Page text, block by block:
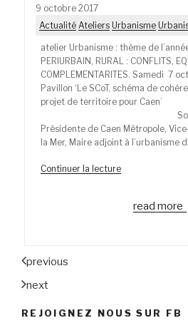
9 octobre 2017
Actualité Ateliers Urbanisme
atelier Urbanisme : thème de
PERIURBAIN, RURAL : CONFLITS,
COMPLEMENTARITES. Samedi 7
Pavillon ‘Le SCoT, schéma de
projet de territoire pour Caen’
Sonia de la
Présidente de Caen Métropole,
la Mer, Maire adjoint à l’urbanisme
Continuer la lecturede
ruralread more
previous
next
REJOIGNEZ NOUS SUR FB